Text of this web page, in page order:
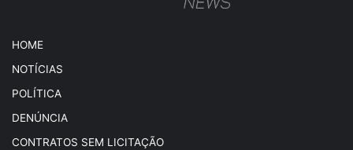
HOME
NOTÍCIAS
POLÍTICA
DENÚNCIA
CONTRATOS SEM LICITAÇÃO